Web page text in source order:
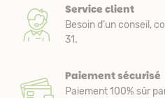
Service client
Besoin d’un conseil,
31.
Paiement sécurisé
Paiement 100% sûr